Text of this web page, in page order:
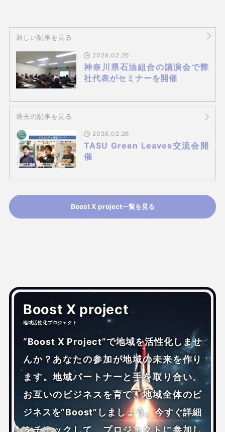
新しい記事を見る
2026.02.26
神奈川県石油組合の講演会で弊
社代表がセミナーを開催
過去の記事を見る
2026.02.26
TASU Green Leaves交流会開
催
Boost X project一覧を見る
Boost X project
地域活性化プロジェクト
“Boost X Project”で地域を活性化しませ
んか？あなたの参加が地域の未来を作り
ます。地域パートナーと手を取り合い、
お互いのビジネスを育て、地域全体のビ
ジネスを“Boost”しましょう。今すぐ詳細